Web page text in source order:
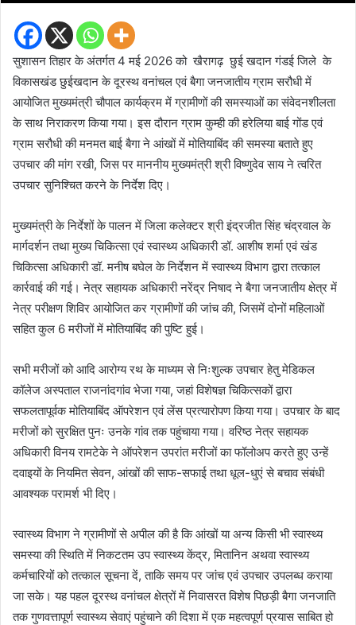
सुशासन तिहार के अंतर्गत 4 मई 2026 को खैरागढ़ छुई खदान गंडई जिले के
विकासखंड छुईखदान के दूरस्थ वनांचल एवं बैगा जनजातीय ग्राम सरौधी में
आयोजित मुख्यमंत्री चौपाल कार्यक्रम में ग्रामीणों की समस्याओं का संवेदनशीलता
के साथ निराकरण किया गया। इस दौरान ग्राम कुम्ही की हरेलिया बाई गोंड एवं
ग्राम सरौधी की मनमत बाई बैगा ने आंखों में मोतियाबिंद की समस्या बताते हुए
उपचार की मांग रखी, जिस पर माननीय मुख्यमंत्री श्री विष्णुदेव साय ने त्वरित
उपचार सुनिश्चित करने के निर्देश दिए।
मुख्यमंत्री के निर्देशों के पालन में जिला कलेक्टर श्री इंद्रजीत सिंह चंद्रवाल के
मार्गदर्शन तथा मुख्य चिकित्सा एवं स्वास्थ्य अधिकारी डॉ. आशीष शर्मा एवं खंड
चिकित्सा अधिकारी डॉ. मनीष बघेल के निर्देशन में स्वास्थ्य विभाग द्वारा तत्काल
कार्रवाई की गई। नेत्र सहायक अधिकारी नरेंद्र निषाद ने बैगा जनजातीय क्षेत्र में
नेत्र परीक्षण शिविर आयोजित कर ग्रामीणों की जांच की, जिसमें दोनों महिलाओं
सहित कुल 6 मरीजों में मोतियाबिंद की पुष्टि हुई।
सभी मरीजों को आदि आरोग्य रथ के माध्यम से निःशुल्क उपचार हेतु मेडिकल
कॉलेज अस्पताल राजनांदगांव भेजा गया, जहां विशेषज्ञ चिकित्सकों द्वारा
सफलतापूर्वक मोतियाबिंद ऑपरेशन एवं लेंस प्रत्यारोपण किया गया। उपचार के बाद
मरीजों को सुरक्षित पुनः उनके गांव तक पहुंचाया गया। वरिष्ठ नेत्र सहायक
अधिकारी विनय रामटेके ने ऑपरेशन उपरांत मरीजों का फॉलोअप करते हुए उन्हें
दवाइयों के नियमित सेवन, आंखों की साफ-सफाई तथा धूल-धुएं से बचाव संबंधी
आवश्यक परामर्श भी दिए।
स्वास्थ्य विभाग ने ग्रामीणों से अपील की है कि आंखों या अन्य किसी भी स्वास्थ्य
समस्या की स्थिति में निकटतम उप स्वास्थ्य केंद्र, मितानिन अथवा स्वास्थ्य
कर्मचारियों को तत्काल सूचना दें, ताकि समय पर जांच एवं उपचार उपलब्ध कराया
जा सके। यह पहल दूरस्थ वनांचल क्षेत्रों में निवासरत विशेष पिछड़ी बैगा जनजाति
तक गुणवत्तापूर्ण स्वास्थ्य सेवाएं पहुंचाने की दिशा में एक महत्वपूर्ण प्रयास साबित हो